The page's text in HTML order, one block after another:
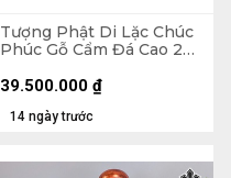
Tượng Phật Di Lặc Chúc
Phúc Gỗ Cẩm Đá Cao 200
14 ngày trước
39.500.000 ₫